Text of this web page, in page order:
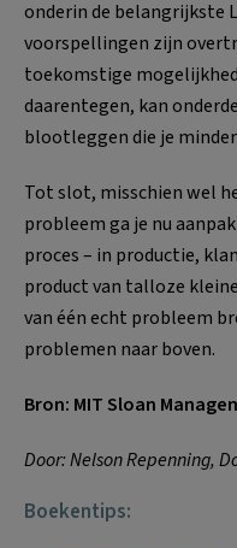
onderin de belangrijkste
voorspellingen zijn
toekomstige
daarentegen, kan
blootleggen die je
Tot slot, misschien wel
probleem ga je nu
proces – in productie,
product van talloze
van één echt probleem
problemen naar boven.
Bron: MIT Sloan
Door: Nelson Repenning,
Boekentips: